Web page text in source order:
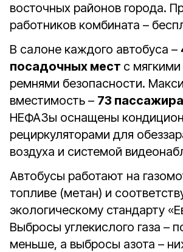
восточных районов города.
работников комбината –
В салоне каждого автобуса –
посадочных мест с
ремнями безопасности.
вместимость – 73
НЕФАЗы оснащены
рециркуляторами для
воздуха и системой
Автобусы работают на
топливе (метан) и
экологическому стандарту
Выбросы углекислого газа –
меньше, а выбросы азота –